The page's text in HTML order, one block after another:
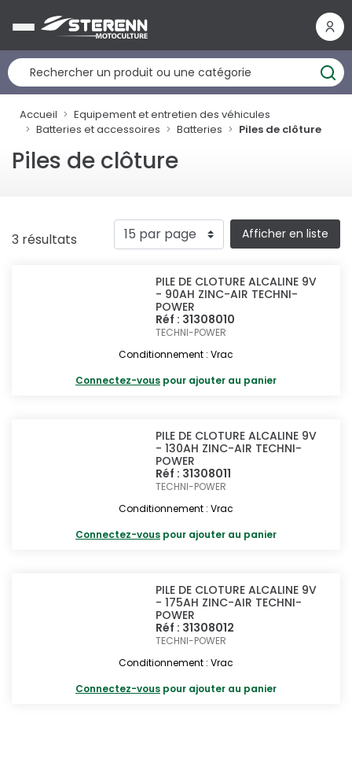
Accueil
Equipement et entretien des véhicules
Batteries et accessoires
Batteries Piles de clôture
Piles de clôture
3 résultats Afficher en liste
PILE DE CLOTURE ALCALINE 9V
- 90AH ZINC-AIR TECHNI-
POWER
Réf : 31308010
TECHNI-POWER
Conditionnement : Vrac
Connectez-vous pour ajouter au panier
PILE DE CLOTURE ALCALINE 9V
- 130AH ZINC-AIR TECHNI-
POWER
Réf : 31308011
TECHNI-POWER
Conditionnement : Vrac
Connectez-vous pour ajouter au panier
PILE DE CLOTURE ALCALINE 9V
- 175AH ZINC-AIR TECHNI-
POWER
Réf : 31308012
TECHNI-POWER
Conditionnement : Vrac
Connectez-vous pour ajouter au panier